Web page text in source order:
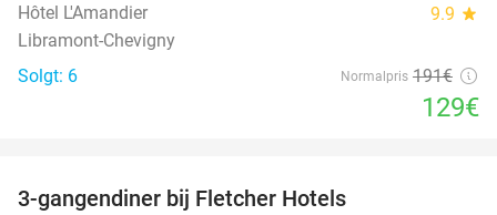
Hôtel L'Amandier 9.9 star
Libramont-Chevigny
Solgt: 6
Normalpris 191€
129€
3-gangendiner bij Fletcher Hotels